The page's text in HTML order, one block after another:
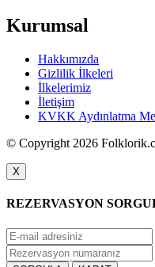
Kurumsal
Hakkımızda
Gizlilik İlkeleri
İlkelerimiz
İletişim
KVKK Aydınlatma
© Copyright 2026
X
REZERVASYON